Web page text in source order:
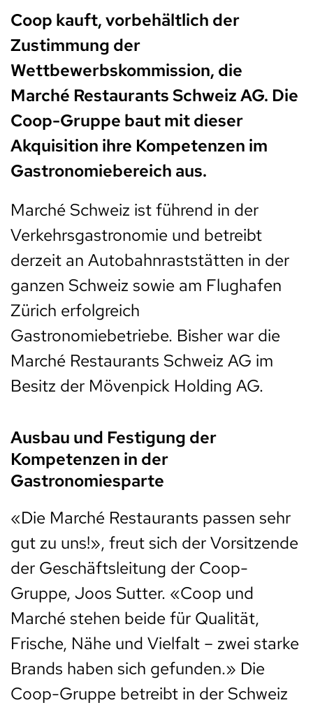
Coop kauft, vorbehältlich der
Zustimmung der
Wettbewerbskommission, die
Marché Restaurants Schweiz AG. Die
Coop-Gruppe baut mit dieser
Akquisition ihre Kompetenzen im
Gastronomiebereich aus.
Marché Schweiz ist führend in der
Verkehrsgastronomie und betreibt
derzeit an Autobahnraststätten in der
ganzen Schweiz sowie am Flughafen
Zürich erfolgreich
Gastronomiebetriebe. Bisher war die
Marché Restaurants Schweiz AG im
Besitz der Mövenpick Holding AG.
Ausbau und Festigung der
Kompetenzen in der
Gastronomiesparte
«Die Marché Restaurants passen sehr
gut zu uns!», freut sich der Vorsitzende
der Geschäftsleitung der Coop-
Gruppe, Joos Sutter. «Coop und
Marché stehen beide für Qualität,
Frische, Nähe und Vielfalt – zwei starke
Brands haben sich gefunden.» Die
Coop-Gruppe betreibt in der Schweiz